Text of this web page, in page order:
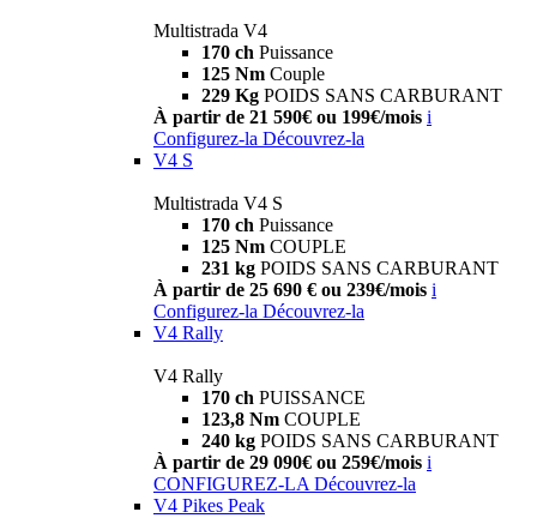
Multistrada V4
170 ch Puissance
125 Nm Couple
229 Kg POIDS SANS CARBURANT
À partir de 21 590€ ou 199€/mois i
Configurez-la Découvrez-la
V4 S
Multistrada V4 S
170 ch Puissance
125 Nm COUPLE
231 kg POIDS SANS CARBURANT
À partir de 25 690 € ou 239€/mois i
Configurez-la Découvrez-la
V4 Rally
V4 Rally
170 ch PUISSANCE
123,8 Nm COUPLE
240 kg POIDS SANS CARBURANT
À partir de 29 090€ ou 259€/mois i
CONFIGUREZ-LA Découvrez-la
V4 Pikes Peak